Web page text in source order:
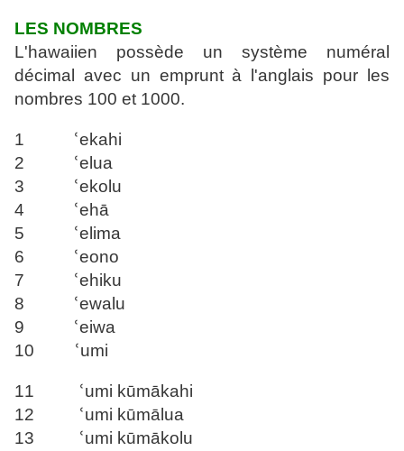
LES NOMBRES
L'hawaiien possède un système numéral
décimal avec un emprunt à l'anglais pour
les
nombres 100 et 1000.
1 ՙekahi
2 ՙelua
3 ՙekolu
4 ՙehā
5 ՙelima
6 ՙeono
7 ՙehiku
8 ՙewalu
9 ՙeiwa
10 ՙumi
11 ՙumi kūmākahi
12 ՙumi kūmālua
13 ՙumi kūmākolu